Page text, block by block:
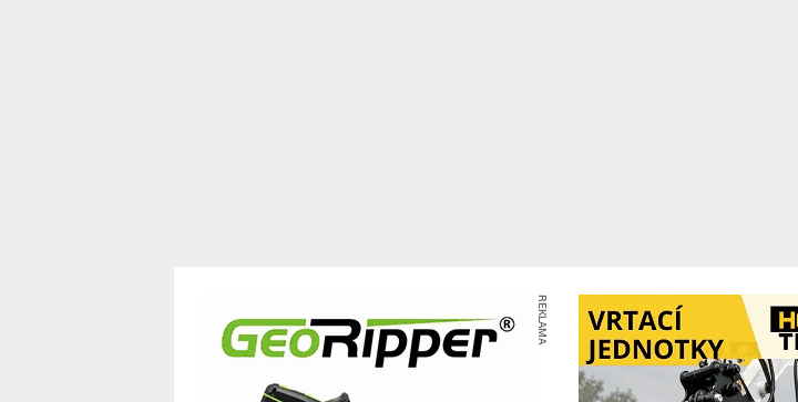
REKLAMA